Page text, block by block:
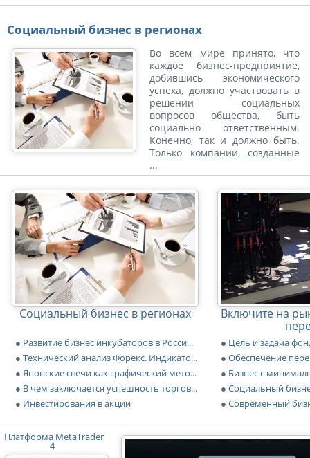
Социальный бизнес в регионах
Во всем мире принято, что
каждое бизнес-предприятие,
добившись экономического
успеха, должно участвовать в
решении социальных
вопросов общества, быть
социально ответственным.
Конечно, так и должно быть.
Только компании, созданные
...
Социальный бизнес в регионах
● Развитие бизнес инкубаторов в Росси...
● Технический анализ Форекс. Индикато...
● Японские свечи как графический мето...
● В чем заключается успешность торгов...
● Инвестирования в акции
Включите на
● Цель и задача
● Обеспечение
● Бизнес с
● Социальный
● Современный
Платформа MetaTrader
4